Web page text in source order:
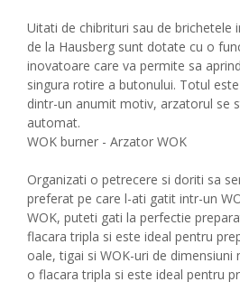
Uitati de chibrituri sau de brichetele
de la Hausberg sunt dotate cu o
inovatoare care va permite sa
singura rotire a butonului. Totul
dintr-un anumit motiv, arzatorul se
automat.
WOK burner - Arzator WOK
Organizati o petrecere si doriti sa
preferat pe care l-ati gatit intr-un
WOK, puteti gati la perfectie
flacara tripla si este ideal pentru
oale, tigai si WOK-uri de dimensiuni
o flacara tripla si este ideal pentru